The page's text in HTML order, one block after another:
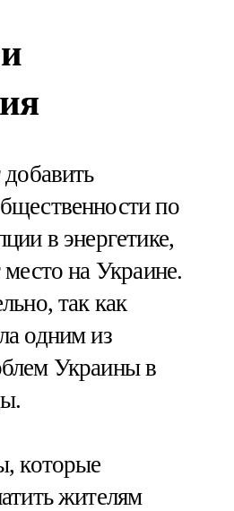
по
в энергетике,
на Украине.
так как
одним из
Украины в
которые
жителям